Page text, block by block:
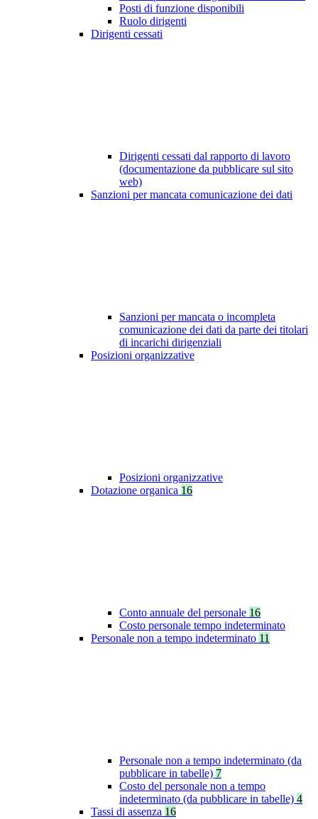
Posti di funzione disponibili
Ruolo dirigenti
Dirigenti cessati
Dirigenti cessati dal rapporto di lavoro
(documentazione da pubblicare sul sito
web)
Sanzioni per mancata comunicazione dei dati
Sanzioni per mancata o incompleta
comunicazione dei dati da parte dei titolari
di incarichi dirigenziali
Posizioni organizzative
Posizioni organizzative
Dotazione organica 16
Conto annuale del personale 16
Costo personale tempo indeterminato
Personale non a tempo indeterminato 11
Personale non a tempo indeterminato (da
pubblicare in tabelle) 7
Costo del personale non a tempo
indeterminato (da pubblicare in tabelle) 4
Tassi di assenza 16